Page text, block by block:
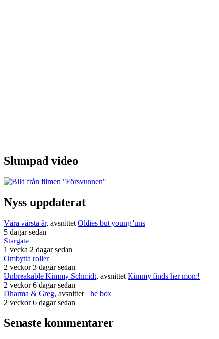
Slumpad video
Nyss uppdaterat
Våra värsta år, avsnittet Oldies but young 'uns
5 dagar sedan
Stargate
1 vecka 2 dagar sedan
Ombytta roller
2 veckor 3 dagar sedan
Unbreakable Kimmy Schmidt, avsnittet Kimmy finds her mom!
2 veckor 6 dagar sedan
Dharma & Greg, avsnittet The box
2 veckor 6 dagar sedan
Senaste kommentarer